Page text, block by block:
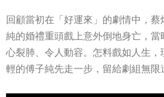
回顧當初在「好運來」的劇情中，
純的婚禮重頭戲上意外倒地身亡，
心裂肺、令人動容。怎料戲如人生
輕的傅子純先走一步，留給劇組無限